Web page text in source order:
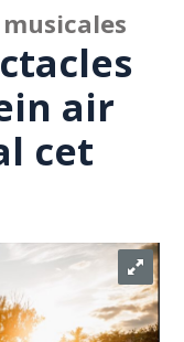
air
cet